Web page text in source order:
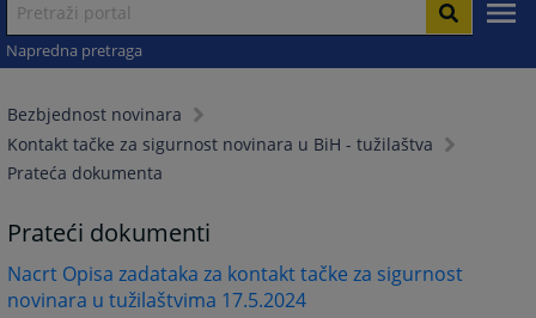
Napredna pretraga
Bezbjednost novinara
Kontakt tačke za sigurnost novinara u BiH - tužilaštva
Prateća dokumenta
Prateći dokumenti
Nacrt Opisa zadataka za kontakt tačke za sigurnost
novinara u tužilaštvima 17.5.2024